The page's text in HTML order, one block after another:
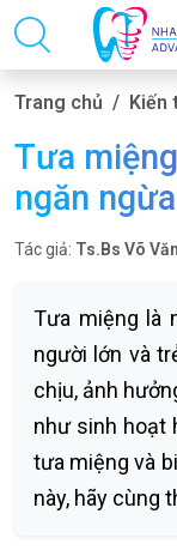
Trang chủ Kiến
Tưa
ngăn
Tác giả: Ts.Bs Võ
Tưa miệng là
người lớn và
chịu, ảnh
như sinh hoạt
tưa miệng và
này, hãy cùng